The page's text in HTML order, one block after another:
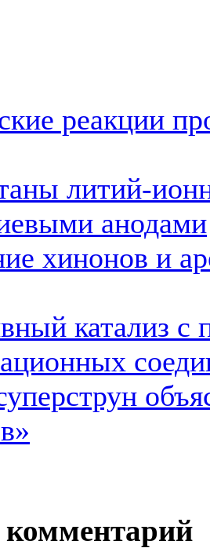
реакции
литий-
анодами
хинонов и
катализ